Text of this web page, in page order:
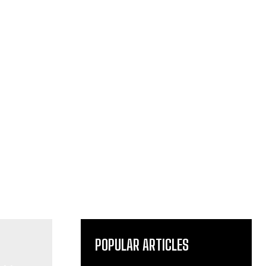
POPULAR ARTICLES